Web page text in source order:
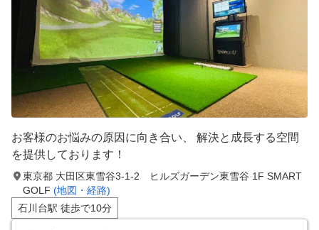
お客様のお悩みの原因に向き合い、 解決と成長する空間
を提供しております！
東京都 大田区東雪谷3-1-2 ヒルズガーデン東雪谷 1F SMART
GOLF (地図・経路)
石川台駅 徒歩で10分